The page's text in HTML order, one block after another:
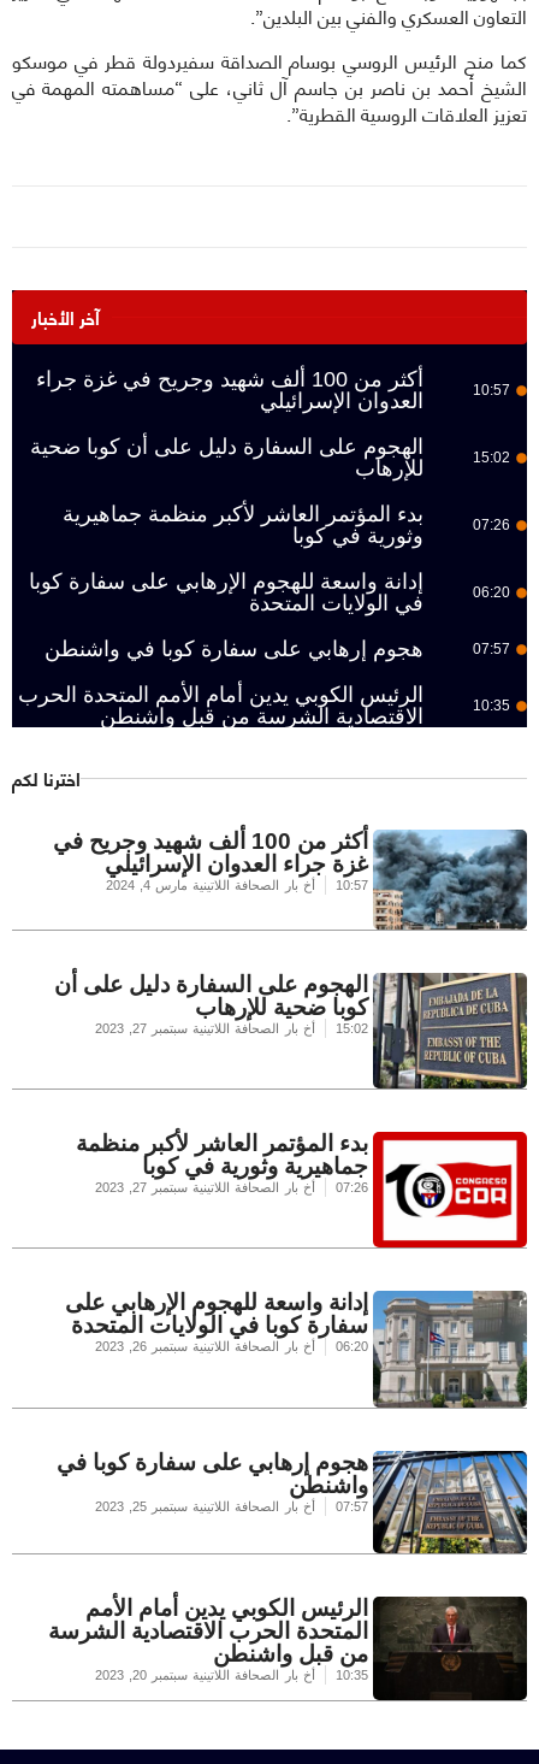
التعاون العسكري والفني بين البلدين”.
كما منح الرئيس الروسي بوسام الصداقة سفيردولة قطر في موسكو
الشيخ أحمد بن ناصر بن جاسم آل ثاني، على “مساهمته المهمة في
تعزيز العلاقات الروسية القطرية”.
آخر الأخبار
10:57
أكثر من 100 ألف شهيد وجريح في غزة جراء
العدوان الإسرائيلي
15:02
الهجوم على السفارة دليل على أن كوبا ضحية
للإرهاب
07:26
بدء المؤتمر العاشر لأكبر منظمة جماهيرية
وثورية في كوبا
06:20
إدانة واسعة للهجوم الإرهابي على سفارة كوبا
في الولايات المتحدة
07:57 هجوم إرهابي على سفارة كوبا في واشنطن
10:35
الرئيس الكوبي يدين أمام الأمم المتحدة الحرب
الاقتصادية الشرسة من قبل واشنطن
اخترنا لكم
أكثر من 100 ألف شهيد وجريح في
غزة جراء العدوان الإسرائيلي
10:57 أخ بار الصحافة اللاتينية مارس 4, 2024
الهجوم على السفارة دليل على أن
كوبا ضحية للإرهاب
15:02 أخ بار الصحافة اللاتينية سبتمبر 27, 2023
بدء المؤتمر العاشر لأكبر منظمة
جماهيرية وثورية في كوبا
07:26 أخ بار الصحافة اللاتينية سبتمبر 27, 2023
إدانة واسعة للهجوم الإرهابي على
سفارة كوبا في الولايات المتحدة
06:20 أخ بار الصحافة اللاتينية سبتمبر 26, 2023
هجوم إرهابي على سفارة كوبا في
واشنطن
07:57 أخ بار الصحافة اللاتينية سبتمبر 25, 2023
الرئيس الكوبي يدين أمام الأمم
المتحدة الحرب الاقتصادية الشرسة
من قبل واشنطن
10:35 أخ بار الصحافة اللاتينية سبتمبر 20, 2023